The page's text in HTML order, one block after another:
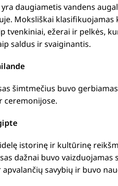
daugiametis vandens
Moksliškai klasifikuojamas
tvenkiniai, ežerai ir pelkės,
saldus ir svaiginantis.
šimtmečius buvo
ceremonijose.
istorinę ir kultūrinę
dažnai buvo
savybių ir buvo